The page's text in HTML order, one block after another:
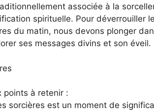
associée à la
spirituelle. Pour déverrouiller
du matin, nous devons plonger
ses messages divins et son éveil.
points à retenir :
sorcières est un moment de